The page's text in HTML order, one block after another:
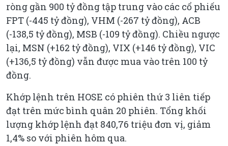
ròng gần 900 tỷ đồng tập trung vào các cổ phiếu
FPT (-445 tỷ đồng), VHM (-267 tỷ đồng), ACB
(-138,5 tỷ đồng), MSB (-109 tỷ đồng). Chiều ngược
lại, MSN (+162 tỷ đồng), VIX (+146 tỷ đồng), VIC
(+136,5 tỷ đồng) vẫn được mua vào trên 100 tỷ
đồng.
Khớp lệnh trên HOSE có phiên thứ 3 liên tiếp
đạt trên mức bình quân 20 phiên. Tổng khối
lượng khớp lệnh đạt 840,76 triệu đơn vị, giảm
1,4% so với phiên hôm qua.